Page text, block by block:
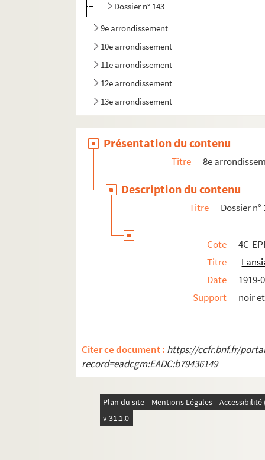
Dossier n° 143
9e arrondissement
10e arrondissement
11e arrondissement
12e arrondissement
13e arrondissement
15e arrondissement
16e arrondissement
17e arrondissement
18e arrondissement
20e arrondissement
Présentation du contenu
Titre 8e
Description du contenu
Titre Dossier n°
Cote
4C-
Titre
Date
1919-
Support
noir
Citer ce document : https://ccfr.bnf.fr/
record=eadcgm:EADC:b79436149
Plan du site Mentions Légales
v 31.1.0